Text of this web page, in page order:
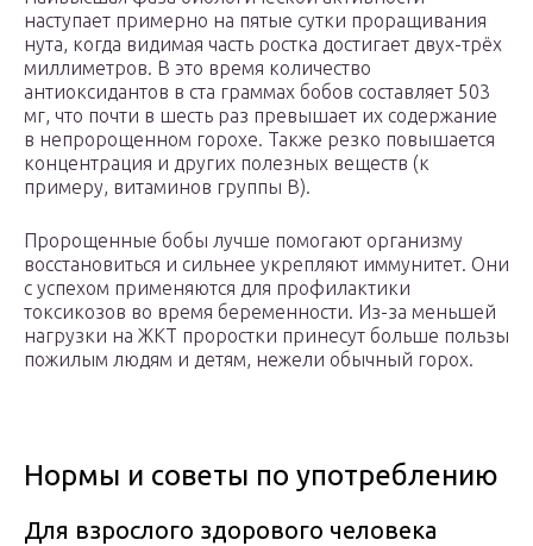
наступает примерно на пятые сутки проращивания
нута, когда видимая часть ростка достигает двух-трёх
миллиметров. В это время количество
антиоксидантов в ста граммах бобов составляет 503
мг, что почти в шесть раз превышает их содержание
в непророщенном горохе. Также резко повышается
концентрация и других полезных веществ (к
примеру, витаминов группы В).
Пророщенные бобы лучше помогают организму
восстановиться и сильнее укрепляют иммунитет. Они
с успехом применяются для профилактики
токсикозов во время беременности. Из-за меньшей
нагрузки на ЖКТ проростки принесут больше пользы
пожилым людям и детям, нежели обычный горох.
Нормы и советы по употреблению
Для взрослого здорового человека